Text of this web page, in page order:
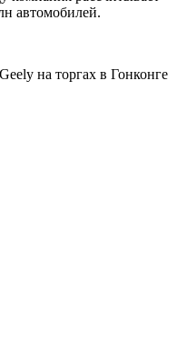
автомобилей.
на торгах в Гонконге